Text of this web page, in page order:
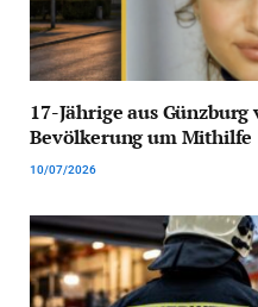
17-Jährige aus
Bevölkerung um Mithilfe
10/07/2026